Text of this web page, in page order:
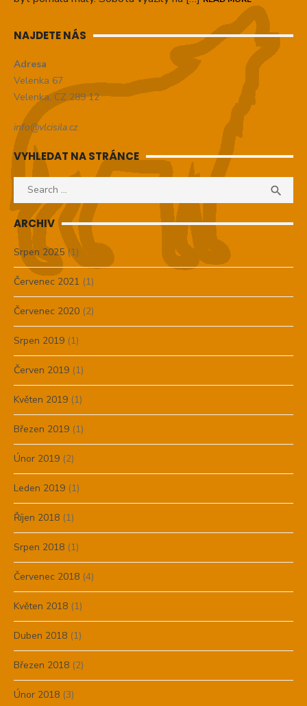
NAJDETE NÁS
Adresa
Velenka 67
Velenka, CZ 289 12
info@vlcisila.cz
VYHLEDAT NA STRÁNCE
Search
for:

ARCHIV
Srpen 2025(1)
Červenec 2021 (1)
Červenec 2020 (2)
Srpen 2019 (1)
Červen 2019 (1)
Květen 2019 (1)
Březen 2019 (1)
Únor 2019 (2)
Leden 2019 (1)
Říjen 2018 (1)
Srpen 2018 (1)
Červenec 2018 (4)
Květen 2018 (1)
Duben 2018 (1)
Březen 2018 (2)
Únor 2018 (3)